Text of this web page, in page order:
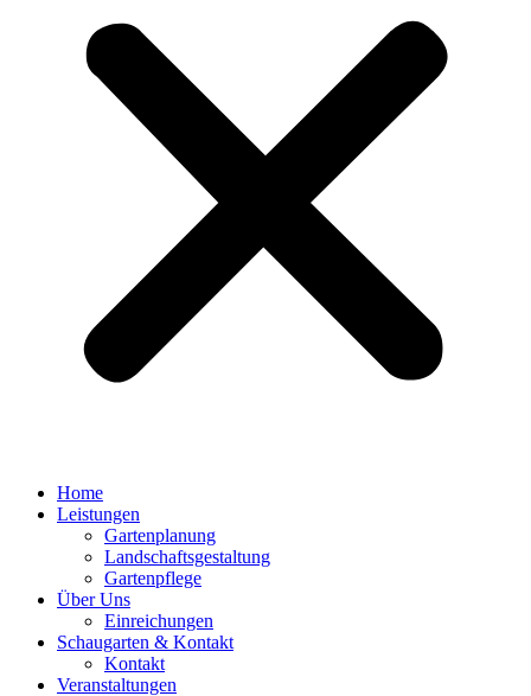
Home
Leistungen
Gartenplanung
Landschaftsgestaltung
Gartenpflege
Über Uns
Einreichungen
Schaugarten & Kontakt
Kontakt
Veranstaltungen